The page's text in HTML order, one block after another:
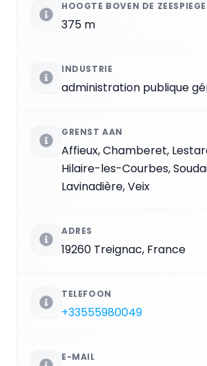
HOOGTE BOVEN DE
375 m
INDUSTRIE
administration publique
GRENST AAN
Affieux, Chamberet,
Hilaire-les-Courbes,
Lavinadière, Veix
ADRES
19260 Treignac, France
TELEFOON
+33555980049
E-MAIL